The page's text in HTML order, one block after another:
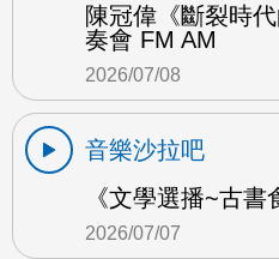
陳冠偉《斷裂時
奏會 FM AM
2026/07/08
音樂沙拉吧
《文學選播~古
2026/07/07